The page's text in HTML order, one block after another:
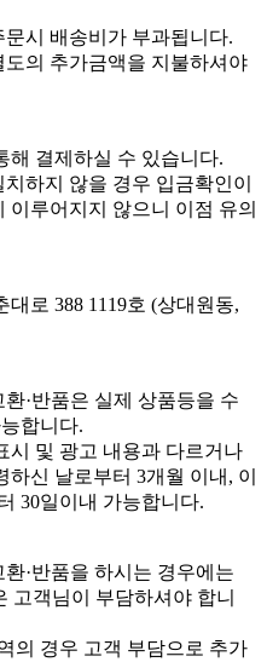
문시 배송비가 부과됩니다.
의 추가금액을 지불하셔야
해 결제하실 수 있습니다.
하지 않을 경우 입금확인이
이루어지지 않으니 이점 유의
로 388 1119호 (상대원동,
·반품은 실제 상품등을 수
합니다.
시 및 광고 내용과 다르거나
신 날로부터 3개월 이내, 이
30일이내 가능합니다.
·반품을 하시는 경우에는
고객님이 부담하셔야 합니
의 경우 고객 부담으로 추가